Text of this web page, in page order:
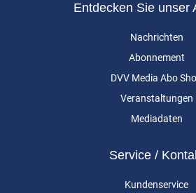
Entdecken Sie unser
Nachrichten
Abonnement
DVV Media Abo
Veranstaltungen
Mediadaten
Service /
Kundenservice